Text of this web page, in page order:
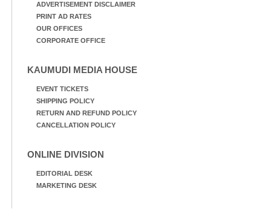
ADVERTISEMENT DISCLAIMER
PRINT AD RATES
OUR OFFICES
CORPORATE OFFICE
KAUMUDI MEDIA HOUSE
EVENT TICKETS
SHIPPING POLICY
RETURN AND REFUND POLICY
CANCELLATION POLICY
ONLINE DIVISION
EDITORIAL DESK
MARKETING DESK